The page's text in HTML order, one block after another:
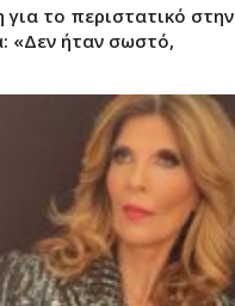
για το περιστατικό στην
«Δεν ήταν σωστό,